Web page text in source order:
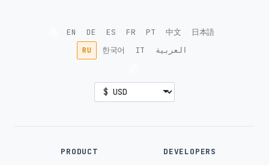
EN DE ES FR PT 中文
日本語
RU
한국어 IT العربية
PRODUCT DEVELOPERS